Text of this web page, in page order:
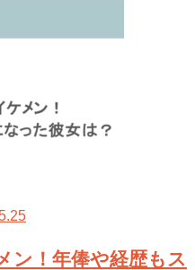
ン！年俸や経歴もス